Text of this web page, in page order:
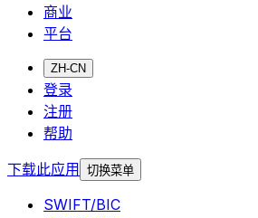
商业
平台
ZH-CN
登录
注册
帮助
下载此应用 切换菜单
SWIFT/BIC